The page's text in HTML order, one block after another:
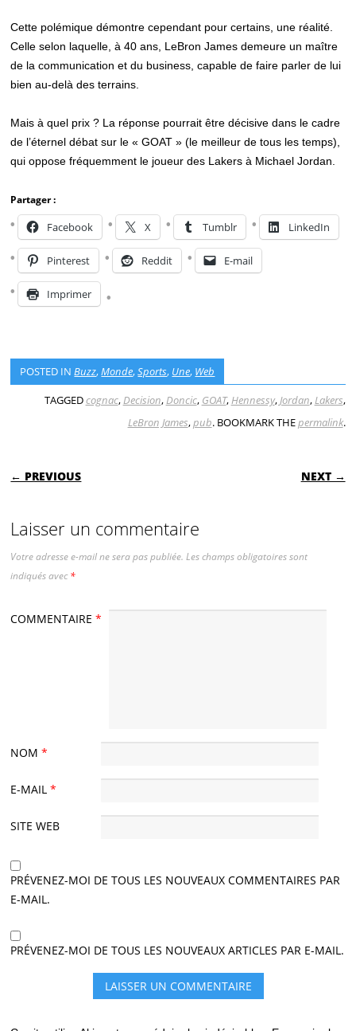
Cette polémique démontre cependant pour certains, une réalité.
Celle selon laquelle, à 40 ans, LeBron James demeure un maître
de la communication et du business, capable de faire parler de lui
bien au-delà des terrains.
Mais à quel prix ? La réponse pourrait être décisive dans le cadre
de l’éternel débat sur le « GOAT » (le meilleur de tous les temps),
qui oppose fréquemment le joueur des Lakers à Michael Jordan.
Partager :
Facebook X Tumblr LinkedIn
Pinterest Reddit E-mail
Imprimer
POSTED INBuzz,Monde,Sports, Une, Web
TAGGEDcognac,Decision,Doncic, GOAT,Hennessy,Jordan,Lakers,
LeBron James,pub. BOOKMARK THEpermalink.
POST NAVIGATION
← PREVIOUS NEXT →
Laisser un commentaire
Votre adresse e-mail ne sera pas publiée. Les champs obligatoires sont
indiqués avec*
COMMENTAIRE*
NOM*
E-MAIL*
SITE WEB
PRÉVENEZ-MOI DE TOUS LES NOUVEAUX COMMENTAIRES PAR
E-MAIL.
PRÉVENEZ-MOI DE TOUS LES NOUVEAUX ARTICLES PAR E-MAIL.